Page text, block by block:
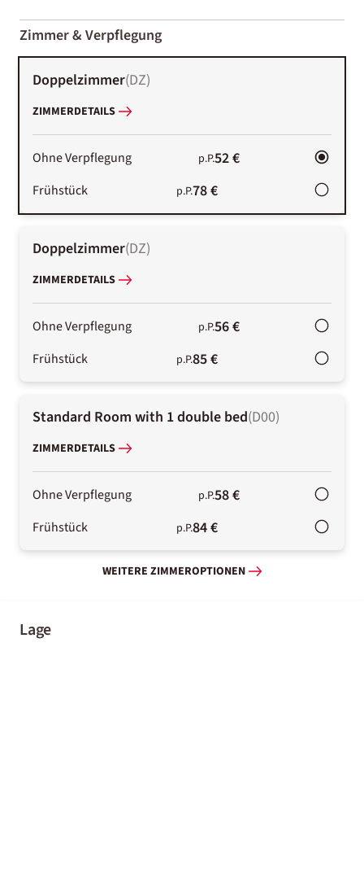
01-02
Zimmer & Verpflegung
Doppelzimmer(DZ)
ZIMMERDETAILS
Ohne Verpflegung p.P.52 €
Frühstück p.P.78 €
Doppelzimmer(DZ)
ZIMMERDETAILS
Ohne Verpflegung p.P.56 €
Frühstück p.P.85 €
Standard Room with 1 double bed(D00)
ZIMMERDETAILS
Ohne Verpflegung p.P.58 €
Frühstück p.P.84 €
WEITERE ZIMMEROPTIONEN
Lage